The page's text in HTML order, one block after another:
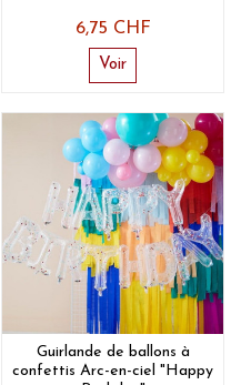
6,75 CHF
Voir
Guirlande de ballons à
confettis Arc-en-ciel "Happy